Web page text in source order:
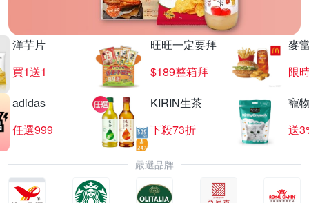
洋芋片
買1送1
旺旺一定要拜
$189整箱拜
麥
限
adidas
任選999
KIRIN生茶
下殺73折
寵
送
嚴選品牌